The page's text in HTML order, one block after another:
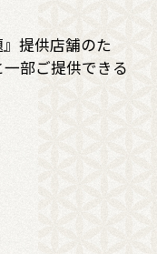
提供店舗のた
部ご提供できる